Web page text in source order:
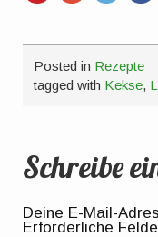
Posted in Rezepte
tagged with Kekse,
Schreibe
Deine E-Mail-
Erforderliche